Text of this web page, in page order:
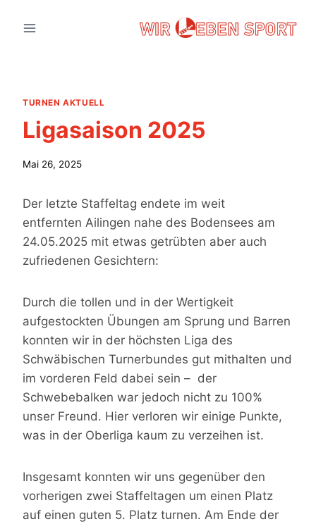
Inhalt
TURNEN AKTUELL
Ligasaison 2025
Mai 26, 2025
Der letzte Staffeltag endete im weit
entfernten Ailingen nahe des Bodensees am
24.05.2025 mit etwas getrübten aber auch
zufriedenen Gesichtern:
Durch die tollen und in der Wertigkeit
aufgestockten Übungen am Sprung und Barren
konnten wir in der höchsten Liga des
Schwäbischen Turnerbundes gut mithalten und
im vorderen Feld dabei sein – der
Schwebebalken war jedoch nicht zu 100%
unser Freund. Hier verloren wir einige Punkte,
was in der Oberliga kaum zu verzeihen ist.
Insgesamt konnten wir uns gegenüber den
vorherigen zwei Staffeltagen um einen Platz
auf einen guten 5. Platz turnen. Am Ende der